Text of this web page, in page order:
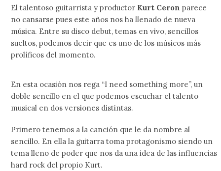
El talentoso guitarrista y productor Kurt Ceron parece
no cansarse pues este años nos ha llenado de nueva
música. Entre su disco debut, temas en vivo, sencillos
sueltos, podemos decir que es uno de los músicos más
prolíficos del momento.
En esta ocasión nos rega “I need something more”, un
doble sencillo en el que podemos escuchar el talento
musical en dos versiones distintas.
Primero tenemos a la canción que le da nombre al
sencillo. En ella la guitarra toma protagonismo siendo un
tema lleno de poder que nos da una idea de las influencias
hard rock del propio Kurt.